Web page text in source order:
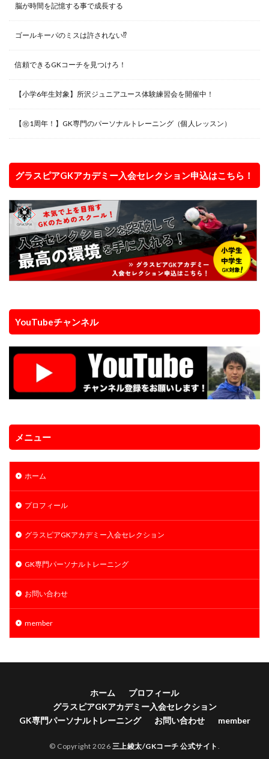
脳が時間を記憶する事で成長する
ゴールキーパのミスは許されない⁉︎
信頼できるGKコーチを見つけろ！
【小学6年生対象】所沢ジュニアユース体験練習会を開催中！
【㊗️1周年！】GK専門のパーソナルトレーニング（個人レッスン）
グラスピアGKアカデミー入会セレクション申込はこちら！
YouTubeチャンネル
メニュー
ホーム
プロフィール
グラスピアGKアカデミー入会セレクション
GK専門パーソナルトレーニング
お問い合わせ
member
ホーム
プロフィール
グラスピアGKアカデミー入会セレクション
GK専門パーソナルトレーニング
お問い合わせ member
© Copyright 2026 三上綾太/GKコーチ 公式サイト .